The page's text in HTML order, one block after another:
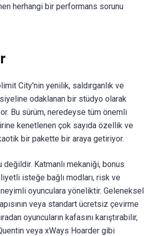
herhangi bir performans sorunu
City'nin yenilik, saldırganlık ve
odaklanan bir stüdyo olarak
Bu sürüm, neredeyse tüm önemli
kenetlenen çok sayıda özellik ve
bir pakette bir araya getiriyor.
Katmanlı mekaniği, bonus
isteğe bağlı modları, risk ve
oyunculara yöneliktir. Geleneksel
veya standart ücretsiz çevirme
oyuncuların kafasını karıştırabilir,
veya xWays Hoarder gibi